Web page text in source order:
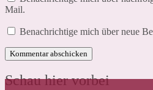
Mail.
Benachrichtige mich über neue
Schau hier vorbei